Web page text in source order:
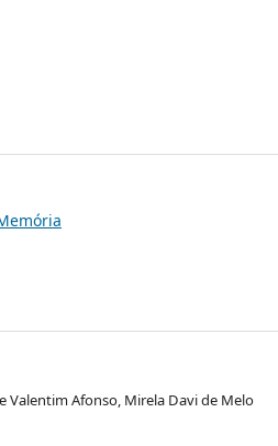
Valentim Afonso, Mirela Davi de Melo